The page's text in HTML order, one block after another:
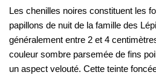
Les chenilles noires constituent les
papillons de nuit de la famille des
généralement entre 2 et 4
couleur sombre parsemée de fins
un aspect velouté. Cette teinte